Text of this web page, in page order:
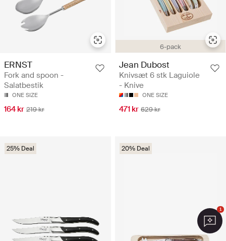
ERNST
Fork and spoon -
Salatbestik
ONE SIZE
164 kr 219 kr
6-pack
Jean Dubost
Knivsæt 6 stk Laguiole
- Knive
ONE SIZE
471 kr 629 kr
25% Deal 20% Deal
1